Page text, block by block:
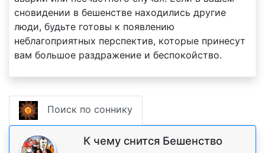
сновидении в бешенстве находились другие
люди, будьте готовы к появлению
неблагоприятных перспектив, которые принесут
вам большое раздражение и беспокойство.
Поиск по соннику
К чему снится Бешенство